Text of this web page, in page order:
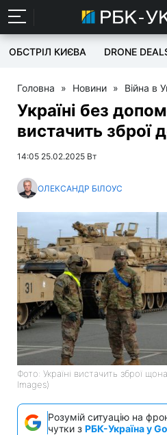
ОБСТРІЛ КИЄВА DRONE
Головна » Новини » Війна в
Україні без
вистачить зброї
14:05 25.02.2025 Вт
ОЛЕКСАНДР БІЛОУС
Фото: Україні вистачить зброї
Images)
Розумій ситуацію на
чутки з РБК-Україна у